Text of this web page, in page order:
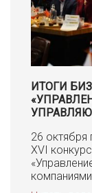
ИТОГИ
26 октября
XVI